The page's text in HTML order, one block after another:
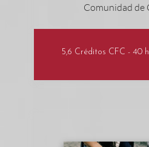
5,6 Créditos CFC - 40 h